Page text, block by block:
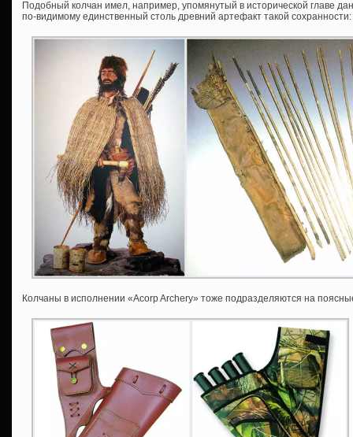
Подобный колчан имел, например, упомянутый в исторической главе
по-видимому единственный столь древний артефакт такой сохранности:
Колчаны в исполнении «Acorp Archery» тоже подразделяются на